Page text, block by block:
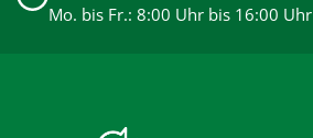
Mo. bis Fr.: 8:00 Uhr bis 16:00 Uhr